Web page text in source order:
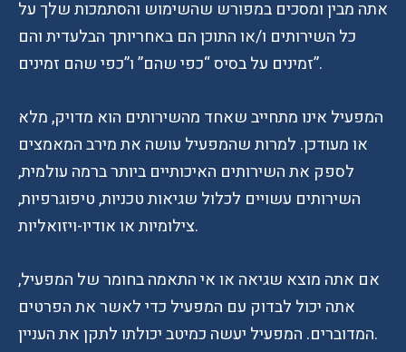
אתה מבין ומסכים במפורש שהשימוש והסתמכות שלך על
כל השירותים ו/או התוכן הם באחריותך הבלעדית והם
זמינים על בסיס “כפי שהם” ו”כפי שהם זמינים”.
המפעיל אינו מתחייב שאחד מהשירותים הוא מדויק, מלא
או מעודכן. למרות שהמפעיל עושה את מירב המאמצים
לספק את השירותים האיכותיים ביותר ברמה עולמית,
השירותים עשויים לכלול שגיאות טכניות, טיפוגרפיות,
צילומיות או אודיו-ויזואליות.
אם אתה מוצא שגיאה או אי התאמה בחומר של המפעיל,
אתה יכול לבדוק עם המפעיל כדי לאשר את הפרטים
המדוברים. המפעיל יעשה כמיטב יכולתו לתקן את העניין.